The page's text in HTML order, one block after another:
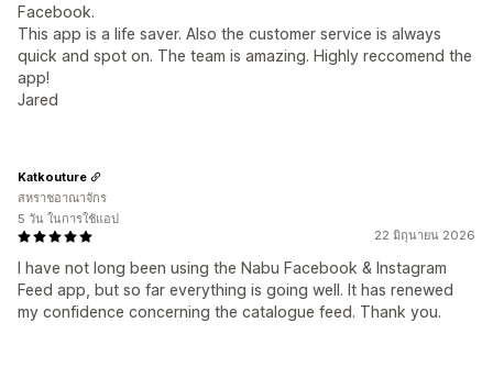
Facebook.
This app is a life saver. Also the customer service is always
quick and spot on. The team is amazing. Highly reccomend the
app!
Jared
22 มิถุนายน 2026
I have not long been using the Nabu Facebook & Instagram
Feed app, but so far everything is going well. It has renewed
my confidence concerning the catalogue feed. Thank you.
Katkouture
สหราชอาณาจักร
5 วัน ในการใช้แอป